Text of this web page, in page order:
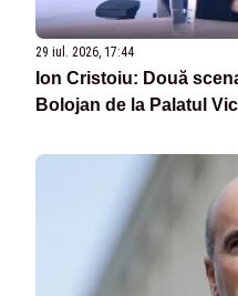
29 iul. 2026, 17:44
Ion Cristoiu: Două
Bolojan de la Palatul